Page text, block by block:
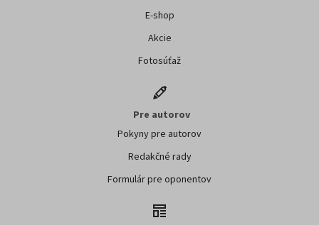
E-shop
Akcie
Fotosúťaž
Pre autorov
Pokyny pre autorov
Redakčné rady
Formulár pre oponentov